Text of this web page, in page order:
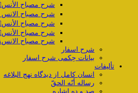
شرح مصباح الأنس۴️⃣
شرح مصباح الانس ۵️⃣
شرح مصباح الأنس۶️⃣
شرح مصباح الأنس۷️⃣
شرح مصباح الانس۸
شرح اسفار
بیانات حِکمی شرح اسفار
تألیفات
انسان کامل از دیدگاه نهج البلاغه
رساله أنّه الحقّ
صد و ده اشاره